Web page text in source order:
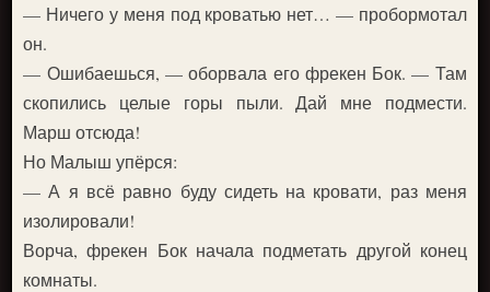
— Ничего у меня под кроватью нет… — пробормотал
он.
— Ошибаешься, — оборвала его фрекен Бок. — Там
скопились целые горы пыли. Дай мне подмести.
Марш отсюда!
Но Малыш упёрся:
— А я всё равно буду сидеть на кровати, раз меня
изолировали!
Ворча, фрекен Бок начала подметать другой конец
комнаты.